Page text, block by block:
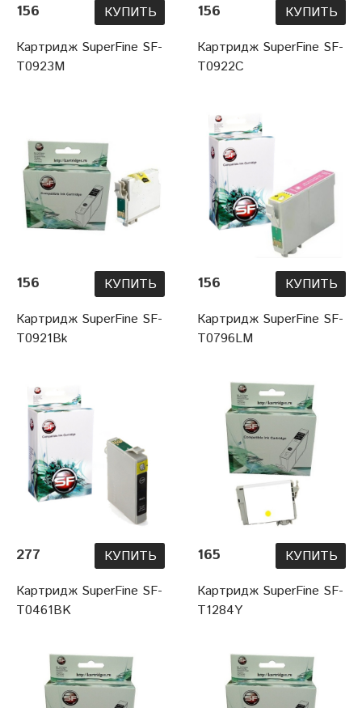
156
КУПИТЬ
Картридж SuperFine SF-
T0923M
156
КУПИТЬ
Картридж SuperFine SF-
T0922C
156
КУПИТЬ
Картридж SuperFine SF-
T0921Bk
156
КУПИТЬ
Картридж SuperFine SF-
T0796LM
277
КУПИТЬ
Картридж SuperFine SF-
T0461BK
165
КУПИТЬ
Картридж SuperFine SF-
T1284Y